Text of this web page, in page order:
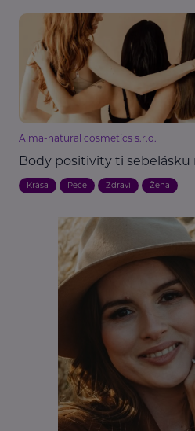
Alma-natural cosmetics s.r.o.
Body positivity ti sebelásku
Krása Péče Zdraví Žena